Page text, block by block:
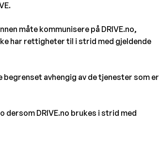
måte kommunisere på DRIVE.no,
har rettigheter til i strid med gjeldende
avhengig av de tjenester som er
dersom DRIVE.no brukes i strid med